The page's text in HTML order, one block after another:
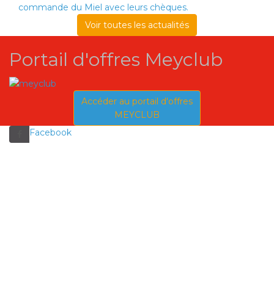
commande du Miel avec leurs chèques.
Voir toutes les actualités
Portail d'offres Meyclub
Accéder au portail d'offres
MEYCLUB
Facebook